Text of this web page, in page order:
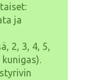
ja
2, 3, 4, 5,